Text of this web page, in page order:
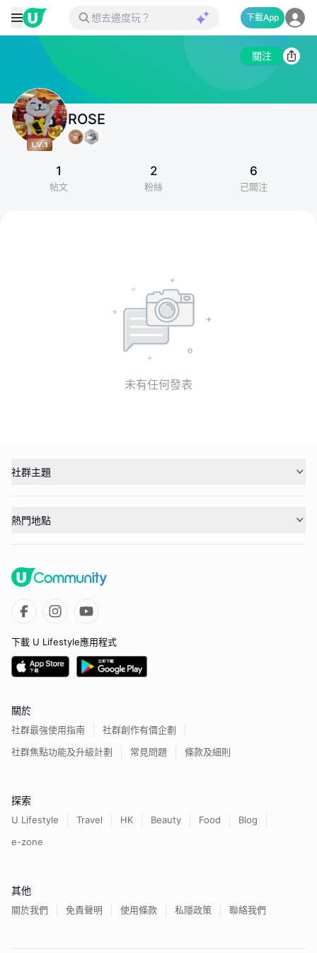
下載App
關注
ROSE
1
帖文
2
粉絲
6
已關注
未有任何發表
社群主題
熱門地點
下載 U Lifestyle應用程式
關於
社群最強使用指南
社群創作有價企劃
社群焦點功能及升級計劃
常見問題 條款及細則
探索
U Lifestyle Travel HK Beauty Food
Blog
e-zone
其他
關於我們 免責聲明 使用條款 私隱政策 聯絡我們